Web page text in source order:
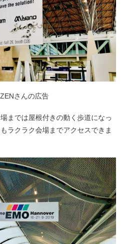
さんの広告
までは屋根付きの動く歩道になっ
ラクラク会場までアクセスできま